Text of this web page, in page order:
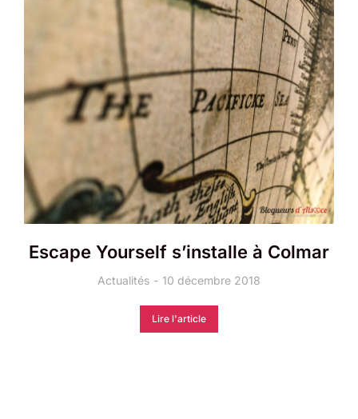
Escape Yourself s’installe à Colmar
Actualités 10 décembre 2018
Lire l'article